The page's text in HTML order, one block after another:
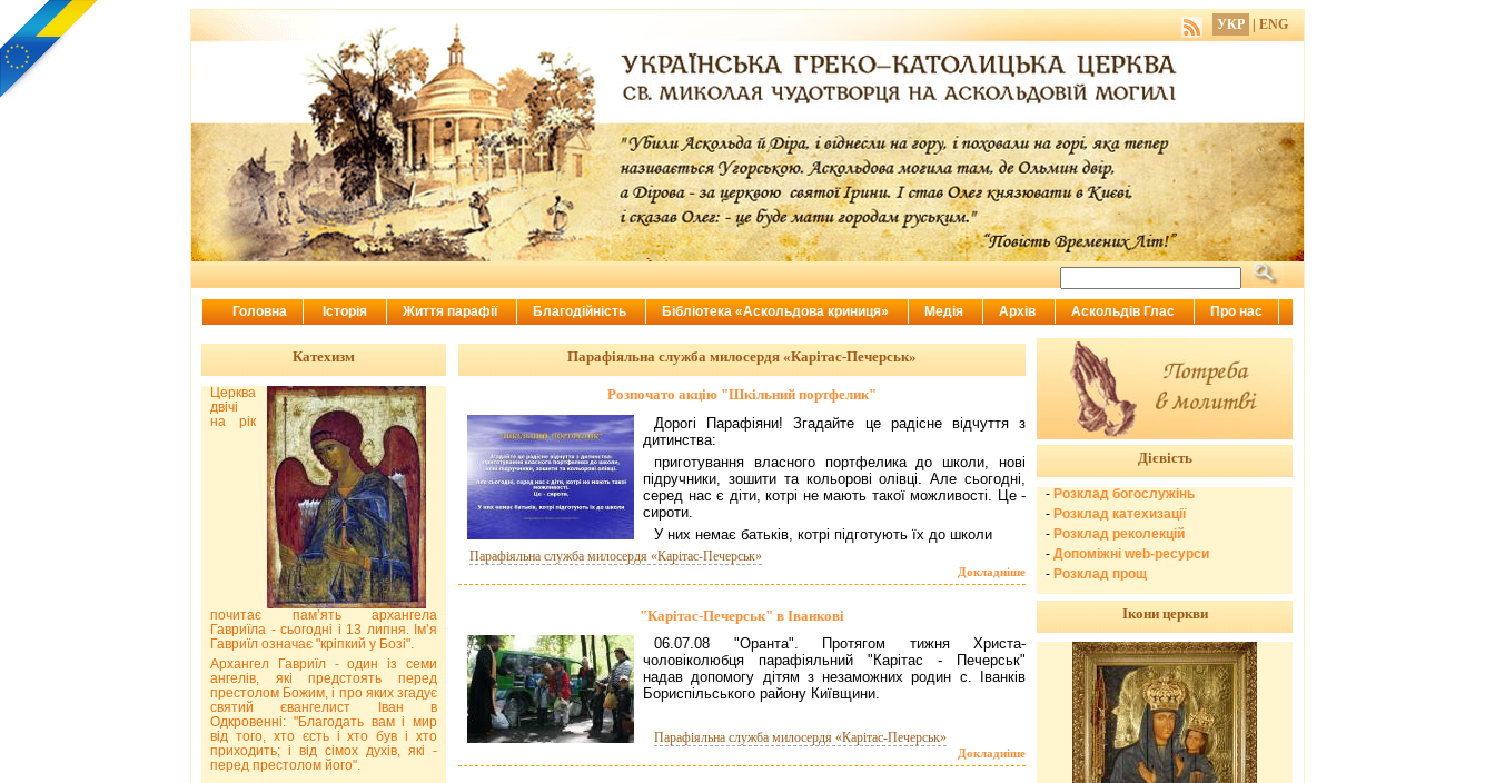
Парафіяльна служба милосердя «Карітас-Печерськ»
Розпочато акцію "Шкільний портфелик"
Дорогі Парафіяни! Згадайте це радісне відчуття з
дитинства:
приготування власного портфелика до школи, нові
підручники, зошити та кольорові олівці. Але сьогодні,
серед нас є діти, котрі не мають такої можливості. Це -
сироти.
У них немає батьків, котрі підготують їх до школи
Парафіяльна служба милосердя «Карітас-Печерськ»
Докладніше
"Карітас-Печерськ" в Іванкові
06.07.08 "Оранта". Протягом тижня Христа-
чоловіколюбця парафіяльний "Карітас - Печерськ"
надав допомогу дітям з незаможних родин с. Іванків
Бориспільського району Київщини.
Парафіяльна служба милосердя «Карітас-Печерськ»
Докладніше
Катехизм
Церква
двічі
на рік
почитає пам’ять архангела
Гавриїла - сьогодні і 13 липня. Ім’я
Гавриїл означає "кріпкий у Бозі".
Архангел Гавриїл - один із семи
ангелів, які предстоять перед
престолом Божим, і про яких згадує
святий євангелист Іван в
Одкровенні: "Благодать вам і мир
від того, хто єсть і хто був і хто
приходить; і від сімох духів, які -
перед престолом його".
Дієвість
- Розклад богослужінь
- Розклад катехизації
- Розклад реколекцій
- Допоміжні web-ресурси
- Розклад прощ
Ікони церкви
УКР ENG
Головна Історія Життя парафії Благодійність Бібліотека «Аскольдова криниця» Медія Архів Аскольдів Глас Про нас